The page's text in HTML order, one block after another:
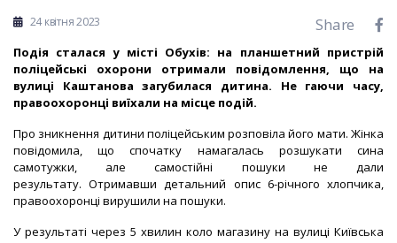
24 квітня 2023 Share
Подія сталася у місті Обухів: на планшетний пристрій
поліцейські охорони отримали повідомлення, що на
вулиці Каштанова загубилася дитина. Не гаючи часу,
правоохоронці виїхали на місце подій.
Про зникнення дитини поліцейським розповіла його мати. Жінка
повідомила, що спочатку намагалась розшукати сина
самотужки, але самостійні пошуки не дали
результату.Отримавши детальний опис 6-річного хлопчика,
правоохоронці вирушили на пошуки.
У результаті через 5 хвилин коло магазину на вулиці Київська